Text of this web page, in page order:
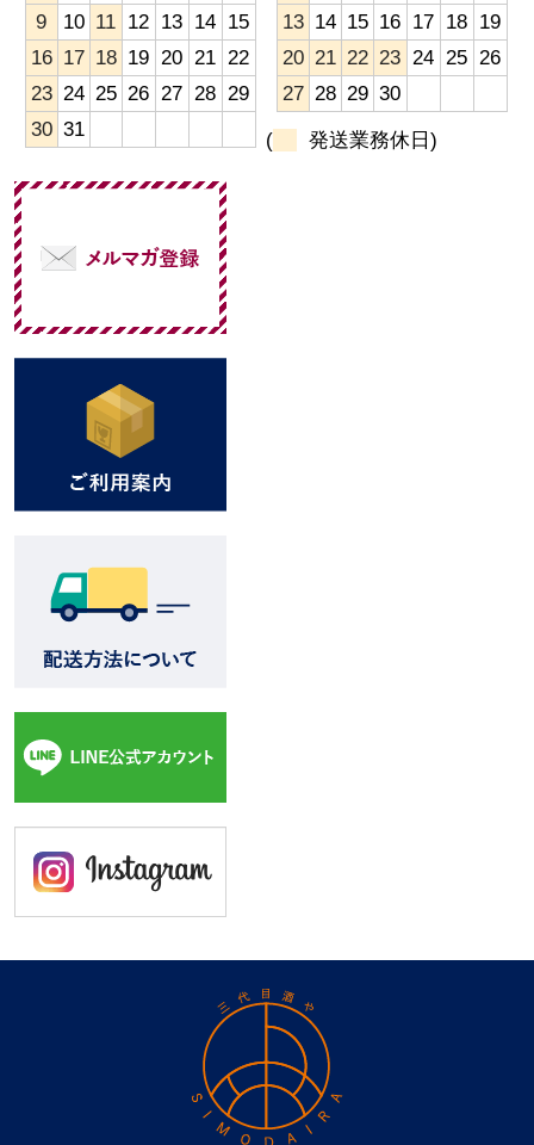
9
10 11 12 13 14 15
16 17 18 19 20 21 22
23 24 25 26 27 28 29
30 31
13 14 15 16 17 18 19
20 21 22 23 24 25 26
27 28 29 30
( 発送業務休日)